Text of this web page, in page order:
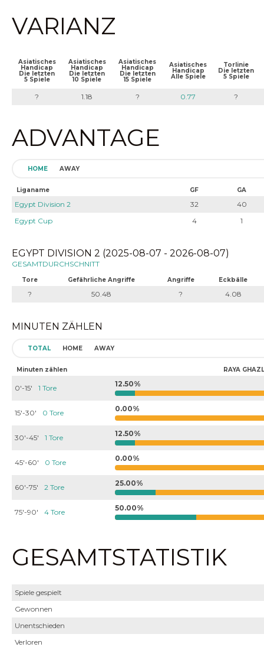
VARIANZ
Asiatisches
Handicap
Die letzten
5 Spiele
Asiatisches
Handicap
Die letzten
10 Spiele
Asiatisches
Handicap
Die letzten
15 Spiele
Asiatisches
Handicap
Alle Spiele
Torlinie
Die letzten
5 Spiele
? 1.18 ? 0.77 ?
ADVANTAGE
HOME AWAY
Liganame GF GA
Egypt Division 2 32
40
Egypt Cup
4 1
EGYPT DIVISION 2 (2025-08-07 - 2026-08-07)
GESAMTDURCHSCHNITT
Tore Gefährliche Angriffe Angriffe Eckbälle
? 50.48 ? 4.08
MINUTEN ZÄHLEN
TOTAL HOME AWAY
Minuten zählen RAYA
0'-15' 1 Tore 12.50%
15'-30' 0 Tore 0.00%
30'-45' 1 Tore 12.50%
45'-60' 0 Tore 0.00%
60'-75' 2 Tore 25.00%
75'-90' 4 Tore 50.00%
GESAMTSTATISTIK
Spiele gespielt
Gewonnen
Unentschieden
Verloren